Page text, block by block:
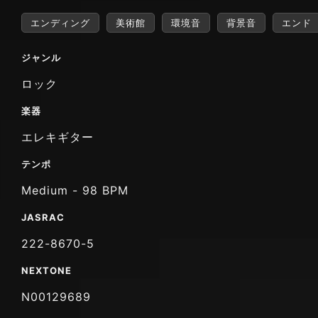
エンディング 美術館 環境音 背景音 エンド
ジャンル
ロック
楽器
エレキギター
テンポ
Medium - 98 BPM
JASRAC
222-8670-5
NEXTONE
N00129689